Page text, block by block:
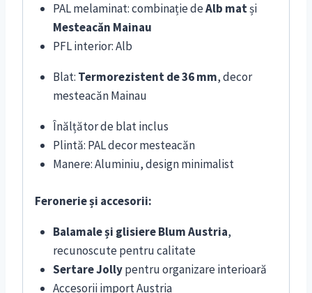
PAL melaminat: combinație deAlb matși
Mesteacăn Mainau
PFL interior: Alb
Blat: Termorezistent de 36 mm, decor
mesteacăn Mainau
Înălțător de blat inclus
Plintă: PAL decor mesteacăn
Manere: Aluminiu, design minimalist
Feronerie și accesorii:
Balamale și glisiere Blum Austria,
recunoscute pentru calitate
Sertare Jollypentru organizare interioară
Accesorii import Austria